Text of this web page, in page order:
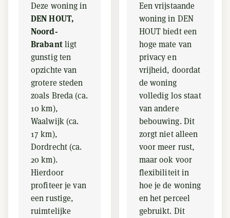
Deze woning in
DEN HOUT,
Noord-
Brabantligt
gunstig ten
opzichte van
grotere steden
zoals Breda (ca.
10 km),
Waalwijk (ca.
17 km),
Dordrecht (ca.
20 km).
Hierdoor
profiteer je van
een rustige,
ruimtelijke
Een vrijstaande
woning in DEN
HOUT biedt een
hoge mate van
privacy en
vrijheid, doordat
de woning
volledig los staat
van andere
bebouwing. Dit
zorgt niet alleen
voor meer rust,
maar ook voor
flexibiliteit in
hoe je de woning
en het perceel
gebruikt. Dit